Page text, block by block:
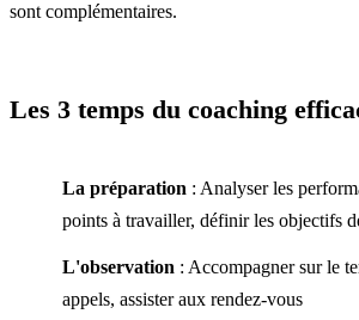
sont complémentaires.
Les 3 temps du coaching
La préparation : Analyser les
points à travailler, définir les objectifs
L'observation : Accompagner sur le
appels, assister aux rendez-vous